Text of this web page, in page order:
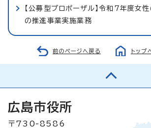
【公募型プロポーザル】令和7年度女
の推進事業実施業務
前のページへ戻る トップ
広島市役所
〒730-8586